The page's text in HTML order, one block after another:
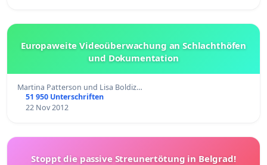
Europaweite Videoüberwachung an Schlachthöfen
und Dokumentation
Martina Patterson und Lisa Boldiz…
51 950 Unterschriften
22 Nov 2012
Stoppt die passive Streunertötung in Belgrad!